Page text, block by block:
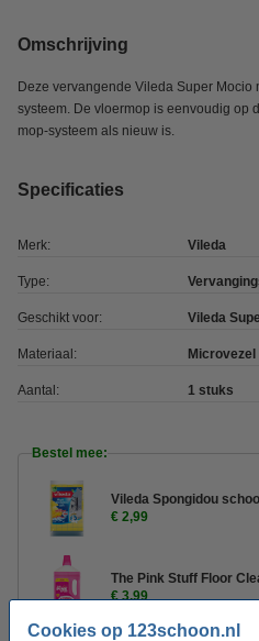
Cookies op 123schoon.nl
Omschrijving
Deze vervangende Vileda Super Mocio
systeem. De vloermop is eenvoudig op
mop-systeem als nieuw is.
Specificaties
Merk: Vileda
Type:
Geschikt voor: Vileda
Materiaal: Microvezel
Aantal: 1 stuks
Bestel mee:
Vileda Spongidou
€ 2,99
The Pink Stuff Floor
€ 3,99